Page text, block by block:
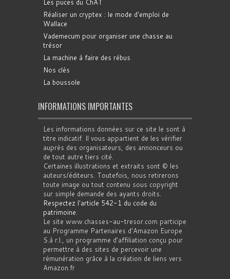
Les puces du ChAT
Réaliser un cryptex : le mode d'emploi de
Wallace
Vademecum pour organiser une chasse au
trésor
La machine à faire des rébus
Nos clés
La boussole
INFORMATIONS IMPORTANTES
Les informations données sur ce site le sont à
titre indicatif. Il vous appartient de les vérifier
auprès des organisateurs, des annonceurs ou
de tout autre tiers cité.
Certaines illustrations et extraits sont © les
auteurs/éditeurs. Toutefois, nous retirerons
toute image ou tout contenu sous copyright
sur simple demande des ayants droits.
Respectez l'article 542-1 du code du
patrimoine.
Le site www.chasses-au-tresor.com participe
au Programme Partenaires d’Amazon Europe
S.à r.l., un programme d’affiliation conçu pour
permettre à des sites de percevoir une
rémunération grâce à la création de liens vers
Amazon.fr